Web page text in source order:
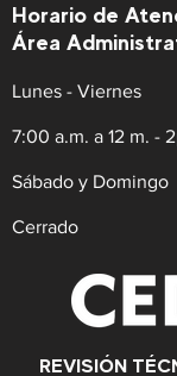
Horario de
Área
Lunes - Viernes
7:00 a.m. a 12 m. -
Sábado y Domingo
Cerrado
REVISIÓN